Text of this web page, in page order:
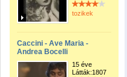
tozikek
Caccini - Ave Maria -
Andrea Bocelli
15 éve
Látták:1807